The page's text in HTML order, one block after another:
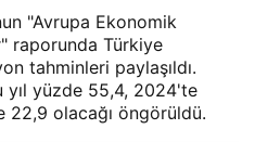
"Avrupa Ekonomik
raporunda Türkiye
tahminleri paylaşıldı.
yıl yüzde 55,4, 2024'te
olacağı öngörüldü.